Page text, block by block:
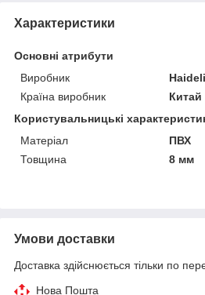
Характеристики
Основні атрибути
Виробник
Haideli
Країна виробник
Китай
Користувальницькі
Матеріал
ПВХ
Товщина
8 мм
Умови доставки
Доставка здійснюється тільки по
Нова Пошта